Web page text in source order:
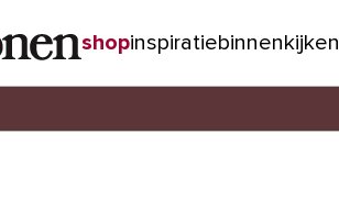
shopinspiratiebinnenkijken